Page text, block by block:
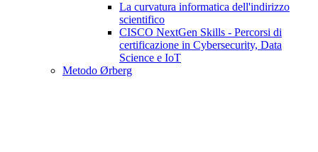
La curvatura informatica dell'indirizzo
scientifico
CISCO NextGen Skills - Percorsi di
certificazione in Cybersecurity, Data
Science e IoT
Metodo Ørberg